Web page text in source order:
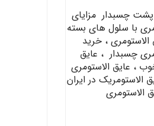
چسبدار مزایای
با سلول های بسته
، خرید
چسبدار ، عایق
، عایق الاستومری
الاستومریک در ایران
الاستومری